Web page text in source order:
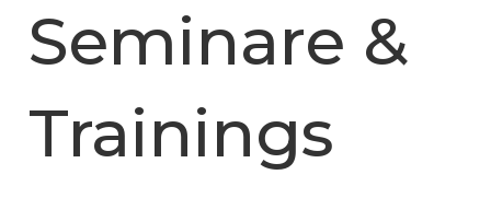
Seminare &
Trainings